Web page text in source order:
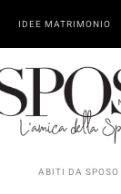
IDEE MATRIMONIO
ABITI DA SPOSO